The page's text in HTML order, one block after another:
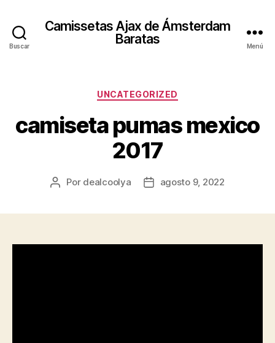
Buscar
Camissetas Ajax de Ámsterdam
Baratas
Menú
Categorías
UNCATEGORIZED
camiseta pumas mexico
2017
Autor
Por dealcoolya
Fechaagosto 9, 2022